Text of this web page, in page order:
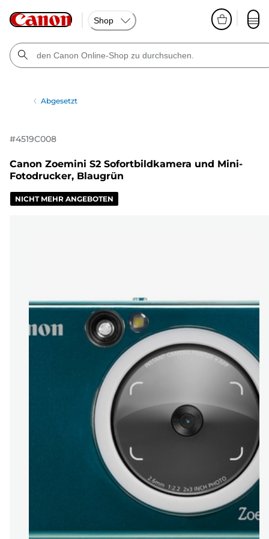
Shop
Abgesetzt
#4519C008
Canon Zoemini S2 Sofortbildkamera und Mini-
Fotodrucker, Blaugrün
NICHT MEHR ANGEBOTEN